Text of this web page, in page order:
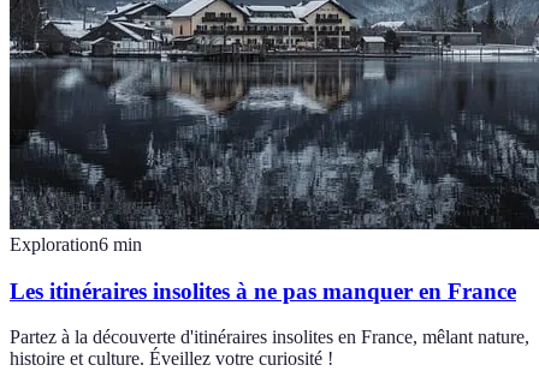
Exploration6 min
Les itinéraires insolites à ne pas manquer en France
Partez à la découverte d'itinéraires insolites en France, mêlant nature,
histoire et culture. Éveillez votre curiosité !